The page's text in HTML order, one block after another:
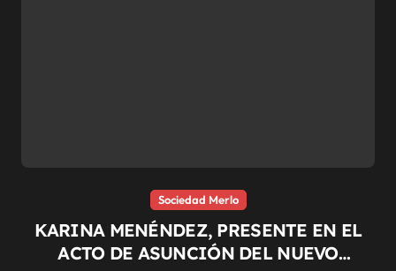
Sociedad Merlo
KARINA MENÉNDEZ, PRESENTE EN EL
ACTO DE ASUNCIÓN DEL NUEVO